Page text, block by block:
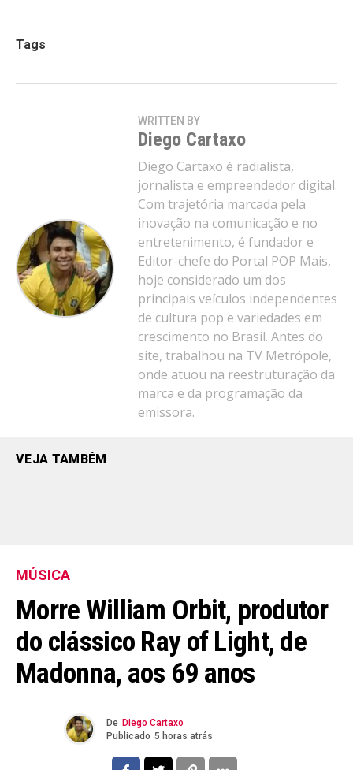
Tags
WRITTEN BY
Diego Cartaxo
Diego Cartaxo é radialista,
jornalista e empreendedor digital.
Com trajetória marcada pela
inovação na comunicação e no
entretenimento, é fundador e
Editor-chefe do Portal POP Mais,
hoje considerado um dos
principais veículos independentes
de cultura pop e variedades em
crescimento no Brasil. Antes do
site, trabalhou na TV Metrópole,
onde atuou na reestruturação da
marca e da programação da
emissora.
VEJA TAMBÉM
MÚSICA
Morre William Orbit, produtor
do clássico Ray of Light, de
Madonna, aos 69 anos
De Diego Cartaxo
Publicado 5 horas atrás
Flipboard
Reddit
Pinterest
Whatsapp